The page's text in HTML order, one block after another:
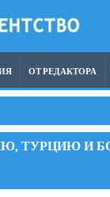
ОТ РЕДАКТОРА
ТУРЦИЮ И